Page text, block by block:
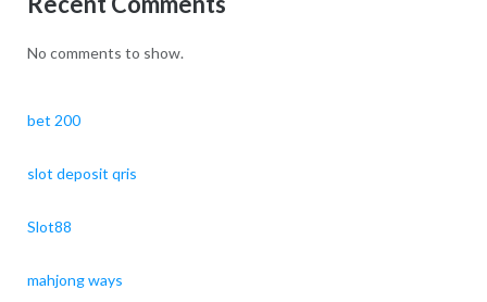
No comments to show.
bet 200
slot deposit qris
Slot88
mahjong ways